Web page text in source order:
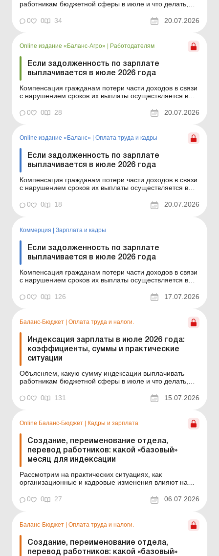
работникам бюджетной сферы в июле и что делать,
условия оплаты труда. Баланс-Бюджет № 29 от 21
июля 2026 года В июле – без сюрпризов, то есть
какую ...
0 0 34 20.07.2026
Online издание «Баланс-Агро» Работодателям
Если задолженность по зарплате
выплачивается в июле 2026 года
Компенсация гражданам потери части доходов в связи
с нарушением сроков их выплаты осуществляется в
календарных месяцев в соответствии с Порядком,
утвержденным постановлением КМУ от 21.02.2001 №
произведение начи...
0 0 28 20.07.2026
Online издание «Баланс» Оплата труда и кадры
Если задолженность по зарплате
выплачивается в июле 2026 года
Компенсация гражданам потери части доходов в связи
с нарушением сроков их выплаты осуществляется в
календарных месяцев в соответствии с Порядком,
утвержденным постановлением КМУ от 21.02.2001 №
произведение начи...
0 0 18 20.07.2026
Коммерция | Зарплата и кадры
Если задолженность по зарплате
выплачивается в июле 2026 года
Компенсация гражданам потери части доходов в связи
с нарушением сроков их выплаты осуществляется в
календарных месяцев в соответствии с Порядком,
утвержденным постановлением КМУ от 21.02.2001 №
произведение начисл...
0 0 126 17.07.2026
Баланс-Бюджет Оплата труда и налоги.
Индексация зарплаты в июле 2026 года:
коэффициенты, суммы и практические
ситуации
Объясняем, какую сумму индексации выплачивать
работникам бюджетной сферы в июле и что делать,
условия оплаты труда. В июле – без сюрпризов, то
есть коэффициент индексации не изменился.
бюджетной сферы...
0 0 131 15.07.2026
Online Баланс-Бюджет Кадры и зарплата
Создание, переименование отдела,
перевод работников: какой «базовый»
месяц для индексации
Рассмотрим на практических ситуациях, как
организационные и кадровые изменения влияют на
Баланс-Бюджет № 27 от 7 июля 2026 года На практике
кадровые и организационные изменения часто
Становитс...
0 0 27 06.07.2026
Баланс-Бюджет | Оплата труда и налоги.
Создание, переименование отдела,
перевод работников: какой «базовый»